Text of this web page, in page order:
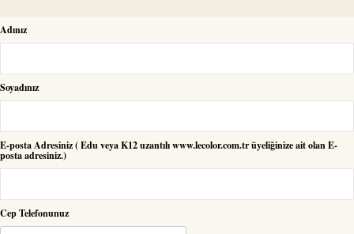
Adınız
Soyadınız
E-posta Adresiniz ( Edu veya K12 uzantılı www.lecolor.com.tr üyeliğinize ait olan E-
posta adresiniz.)
Cep Telefonunuz